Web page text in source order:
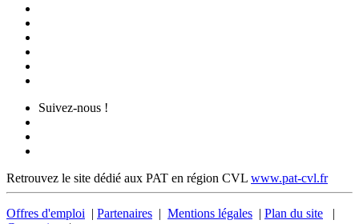
Suivez-nous !
Retrouvez le site dédié aux PAT en région CVL www.pat-cvl.fr
Offres d'emploi | Partenaires | Mentions légales | Plan du site |